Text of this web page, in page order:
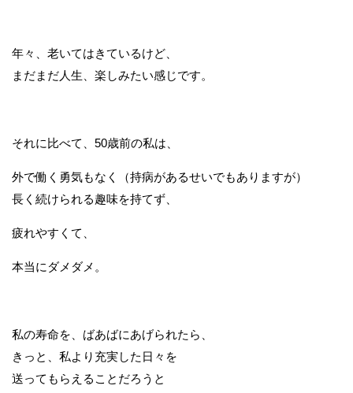
年々、老いてはきているけど、
まだまだ人生、楽しみたい感じです。
それに比べて、50歳前の私は、
外で働く勇気もなく（持病があるせいでもありますが）
長く続けられる趣味を持てず、
疲れやすくて、
本当にダメダメ。
私の寿命を、ばあばにあげられたら、
きっと、私より充実した日々を
送ってもらえることだろうと